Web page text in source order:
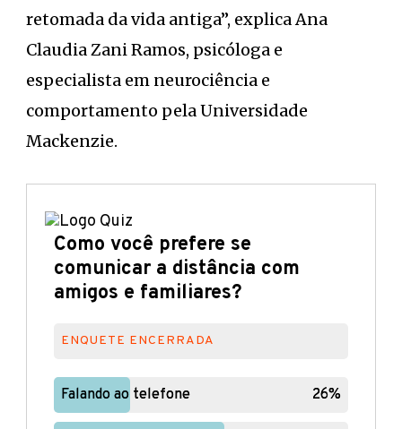
retomada da vida antiga”, explica Ana
Claudia Zani Ramos, psicóloga e
especialista em neurociência e
comportamento pela Universidade
Mackenzie.
Como você prefere se
comunicar a distância com
amigos e familiares?
ENQUETE ENCERRADA
Falando ao telefone 26%
Falando ao telefone 26%